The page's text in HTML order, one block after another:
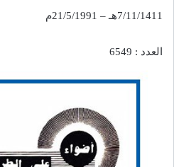
7/11/1411هـ – 21/5/1991م
العدد : 6549